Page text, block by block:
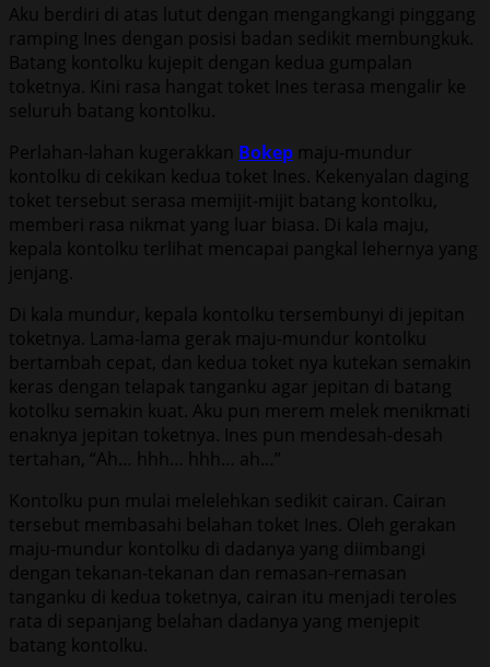
Aku berdiri di atas lutut dengan mengangkangi pinggang
ramping Ines dengan posisi badan sedikit membungkuk.
Batang kontolku kujepit dengan kedua gumpalan
toketnya. Kini rasa hangat toket Ines terasa mengalir ke
seluruh batang kontolku.
Perlahan-lahan kugerakkan Bokep maju-mundur
kontolku di cekikan kedua toket Ines. Kekenyalan daging
toket tersebut serasa memijit-mijit batang kontolku,
memberi rasa nikmat yang luar biasa. Di kala maju,
kepala kontolku terlihat mencapai pangkal lehernya yang
jenjang.
Di kala mundur, kepala kontolku tersembunyi di jepitan
toketnya. Lama-lama gerak maju-mundur kontolku
bertambah cepat, dan kedua toket nya kutekan semakin
keras dengan telapak tanganku agar jepitan di batang
kotolku semakin kuat. Aku pun merem melek menikmati
enaknya jepitan toketnya. Ines pun mendesah-desah
tertahan, “Ah… hhh… hhh… ah…”
Kontolku pun mulai melelehkan sedikit cairan. Cairan
tersebut membasahi belahan toket Ines. Oleh gerakan
maju-mundur kontolku di dadanya yang diimbangi
dengan tekanan-tekanan dan remasan-remasan
tanganku di kedua toketnya, cairan itu menjadi teroles
rata di sepanjang belahan dadanya yang menjepit
batang kontolku.